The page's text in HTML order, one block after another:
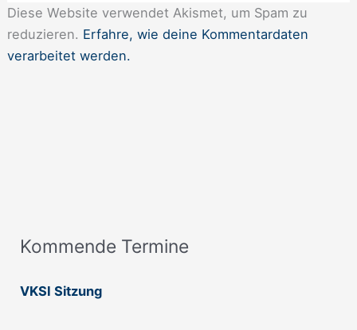
Diese Website verwendet Akismet, um Spam zu
reduzieren. Erfahre, wie deine Kommentardaten
verarbeitet werden.
Kommende Termine
VKSI Sitzung
A
m